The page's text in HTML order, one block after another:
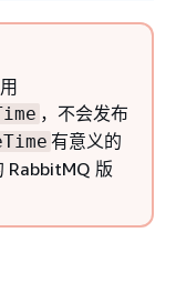
，不会发布
有意义的
RabbitMQ 版